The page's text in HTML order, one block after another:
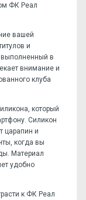
ФК Реал
вашей
и
выполненный в
внимание и
клуба
который
Силикон
царапин и
когда вы
Материал
удобно
к ФК Реал